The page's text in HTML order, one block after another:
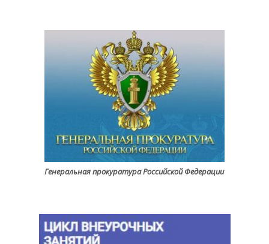
Генеральная прокуратура Российской Федерации